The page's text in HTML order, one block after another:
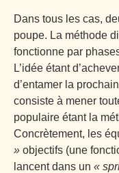
Dans tous les cas,
poupe. La méthode
fonctionne par
L’idée étant
d’entamer la
consiste à mener
populaire étant la
Concrètement, les
» objectifs (une
lancent dans un «